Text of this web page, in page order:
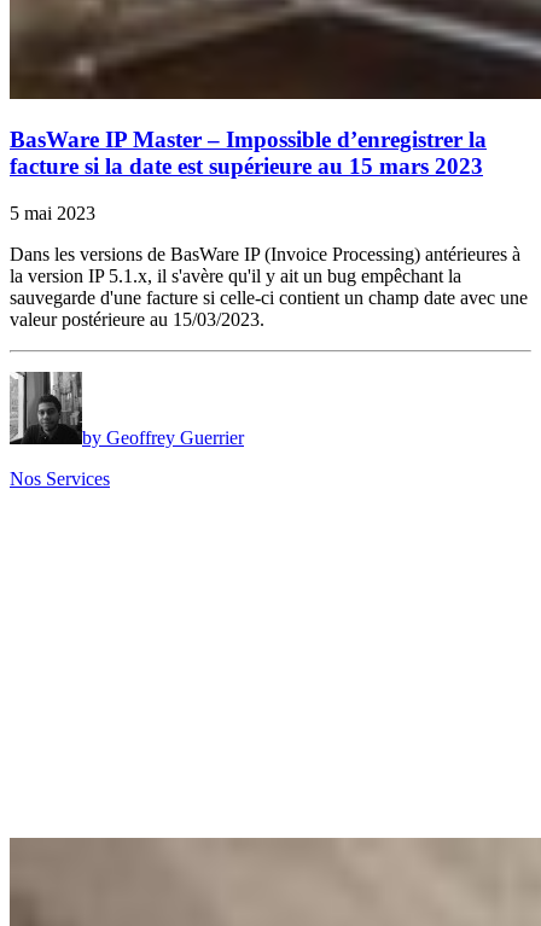
BasWare IP Master – Impossible d’enregistrer la
facture si la date est supérieure au 15 mars 2023
5 mai 2023
Dans les versions de BasWare IP (Invoice Processing) antérieures à
la version IP 5.1.x, il s'avère qu'il y ait un bug empêchant la
sauvegarde d'une facture si celle-ci contient un champ date avec une
valeur postérieure au 15/03/2023.
by Geoffrey Guerrier
Nos Services